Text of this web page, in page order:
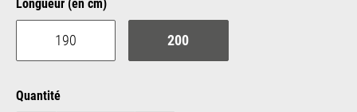
Longueur (en cm)
190 200
Quantité